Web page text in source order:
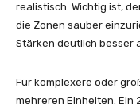
realistisch. Wichtig ist,
die Zonen sauber
Stärken deutlich besser
Für komplexere oder
mehreren Einheiten. Ein